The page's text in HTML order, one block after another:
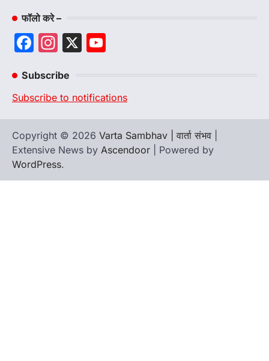
फॉलो करे –
Facebook
Instagram
X
Subscribe
Subscribe to notifications
Copyright © 2026 Varta Sambhav | वार्ता संभव
Extensive News by Ascendoor | Powered by
WordPress.